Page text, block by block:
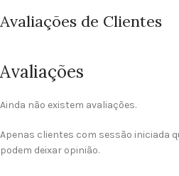
Avaliações de Clientes
Avaliações
Ainda não existem avaliações.
Apenas clientes com sessão iniciada
podem deixar opinião.